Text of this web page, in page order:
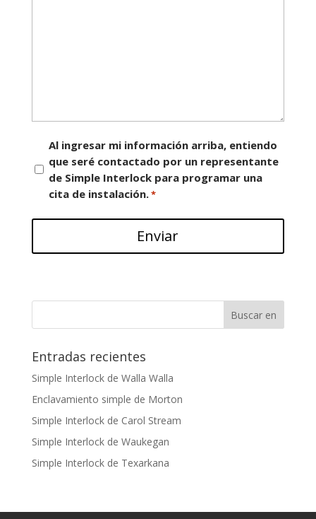
Consentimiento
Al ingresar mi información arriba, entiendo
que seré contactado por un representante
de Simple Interlock para programar una
cita de instalación.*
Entradas recientes
Simple Interlock de Walla Walla
Enclavamiento simple de Morton
Simple Interlock de Carol Stream
Simple Interlock de Waukegan
Simple Interlock de Texarkana